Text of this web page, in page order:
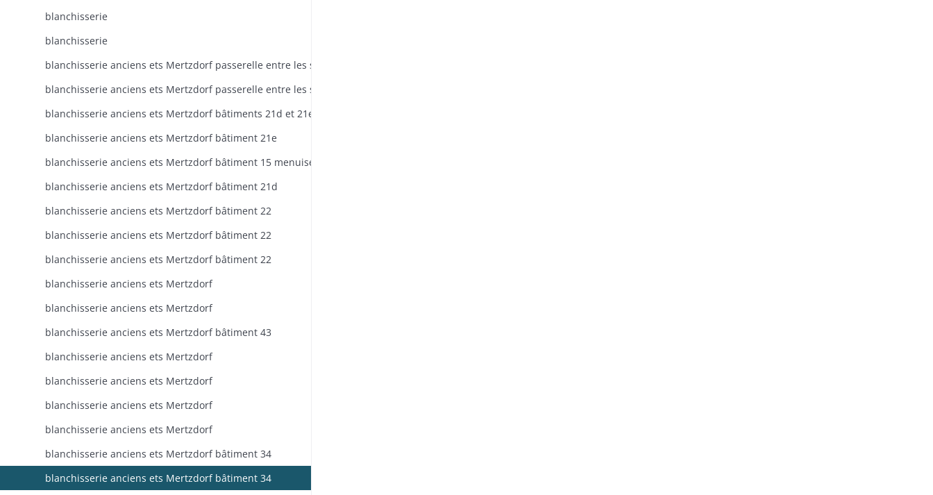
blanchisserie
blanchisserie
blanchisserie anciens ets Mertzdorf bâtiments 21d et 21e
blanchisserie anciens ets Mertzdorf bâtiment 21e
blanchisserie anciens ets Mertzdorf bâtiment 21d
blanchisserie anciens ets Mertzdorf bâtiment 22
blanchisserie anciens ets Mertzdorf bâtiment 22
blanchisserie anciens ets Mertzdorf bâtiment 22
blanchisserie anciens ets Mertzdorf
blanchisserie anciens ets Mertzdorf
blanchisserie anciens ets Mertzdorf bâtiment 43
blanchisserie anciens ets Mertzdorf
blanchisserie anciens ets Mertzdorf
blanchisserie anciens ets Mertzdorf
blanchisserie anciens ets Mertzdorf
blanchisserie anciens ets Mertzdorf bâtiment 34
blanchisserie anciens ets Mertzdorf bâtiment 34